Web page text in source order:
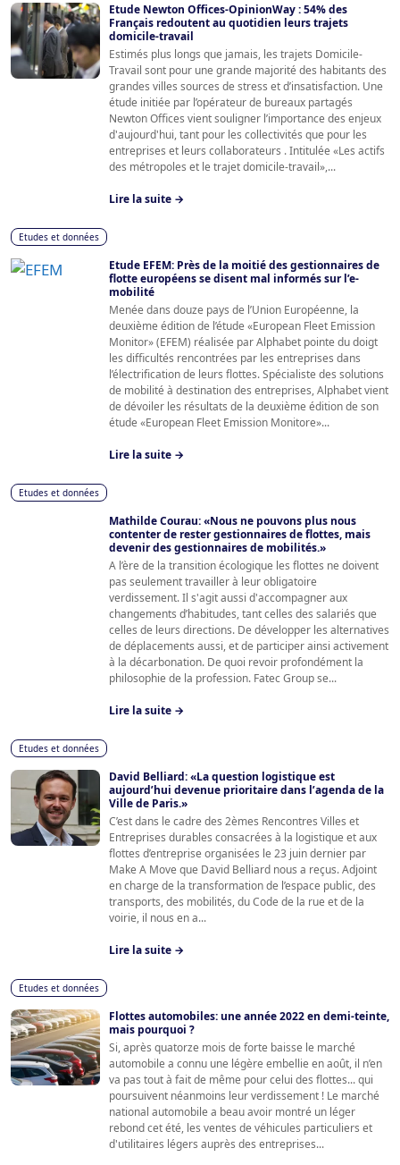
Etude Newton Offices-OpinionWay : 54% des
Français redoutent au quotidien leurs trajets
domicile-travail
Estimés plus longs que jamais, les trajets Domicile-
Travail sont pour une grande majorité des habitants des
grandes villes sources de stress et d’insatisfaction. Une
étude initiée par l’opérateur de bureaux partagés
Newton Offices vient souligner l’importance des enjeux
d'aujourd'hui, tant pour les collectivités que pour les
entreprises et leurs collaborateurs . Intitulée «Les actifs
des métropoles et le trajet domicile-travail»,...
Lire la suite →
Etudes et données
Etude EFEM: Près de la moitié des gestionnaires de
flotte européens se disent mal informés sur l’e-
mobilité
Menée dans douze pays de l’Union Européenne, la
deuxième édition de l’étude «European Fleet Emission
Monitor» (EFEM) réalisée par Alphabet pointe du doigt
les difficultés rencontrées par les entreprises dans
l’électrification de leurs flottes. Spécialiste des solutions
de mobilité à destination des entreprises, Alphabet vient
de dévoiler les résultats de la deuxième édition de son
étude «European Fleet Emission Monitore»...
Lire la suite →
Etudes et données
Mathilde Courau: «Nous ne pouvons plus nous
contenter de rester gestionnaires de flottes, mais
devenir des gestionnaires de mobilités.»
A l’ère de la transition écologique les flottes ne doivent
pas seulement travailler à leur obligatoire
verdissement. Il s'agit aussi d'accompagner aux
changements d’habitudes, tant celles des salariés que
celles de leurs directions. De développer les alternatives
de déplacements aussi, et de participer ainsi activement
à la décarbonation. De quoi revoir profondément la
philosophie de la profession. Fatec Group se...
Lire la suite →
Etudes et données
David Belliard: «La question logistique est
aujourd’hui devenue prioritaire dans l’agenda de la
Ville de Paris.»
C’est dans le cadre des 2èmes Rencontres Villes et
Entreprises durables consacrées à la logistique et aux
flottes d’entreprise organisées le 23 juin dernier par
Make A Move que David Belliard nous a reçus. Adjoint
en charge de la transformation de l’espace public, des
transports, des mobilités, du Code de la rue et de la
voirie, il nous en a...
Lire la suite →
Etudes et données
Flottes automobiles: une année 2022 en demi-teinte,
mais pourquoi ?
Si, après quatorze mois de forte baisse le marché
automobile a connu une légère embellie en août, il n’en
va pas tout à fait de même pour celui des flottes... qui
poursuivent néanmoins leur verdissement ! Le marché
national automobile a beau avoir montré un léger
rebond cet été, les ventes de véhicules particuliers et
d'utilitaires légers auprès des entreprises...